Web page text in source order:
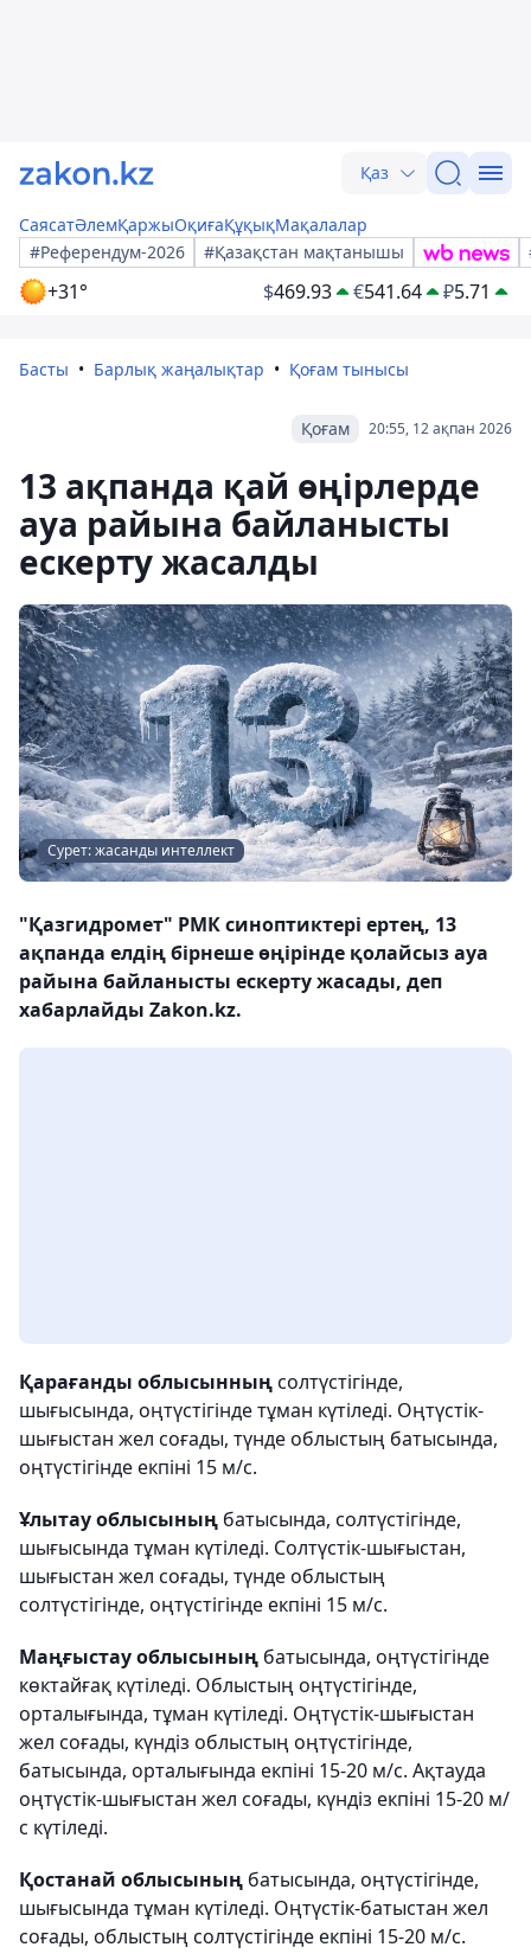
Қаз
СаясатӘлемҚаржыОқиғаҚұқықМақалалар
#Референдум-2026
#Қазақстан мақтанышы
+31° $469.93 €541.64 ₽5.71
Басты Барлық жаңалықтар Қоғам тынысы
20:55, 12 ақпан 2026
Қоғам
13 ақпанда қай өңірлерде
ауа райына байланысты
ескерту жасалды
Сурет: жасанды интеллект
"Қазгидромет" РМК синоптиктері ертең, 13
ақпанда елдің бірнеше өңірінде қолайсыз ауа
райына байланысты ескерту жасады, деп
хабарлайды Zakon.kz.
Қарағанды облысынныңсолтүстігінде,
шығысында, оңтүстігінде тұман күтіледі. Оңтүстік-
шығыстан жел соғады, түнде облыстың батысында,
оңтүстігінде екпіні 15 м/с.
Ұлытау облысының батысында, солтүстігінде,
шығысында тұман күтіледі. Солтүстік-шығыстан,
шығыстан жел соғады, түнде облыстың
солтүстігінде, оңтүстігінде екпіні 15 м/с.
Маңғыстау облысының батысында, оңтүстігінде
көктайғақ күтіледі. Облыстың оңтүстігінде,
орталығында, тұман күтіледі. Оңтүстік-шығыстан
жел соғады, күндіз облыстың оңтүстігінде,
батысында, орталығында екпіні 15-20 м/с. Ақтауда
оңтүстік-шығыстан жел соғады, күндіз екпіні 15-20 м/
с күтіледі.
Қостанай облысының батысында, оңтүстігінде,
шығысында тұман күтіледі. Оңтүстік-батыстан жел
соғады, облыстың солтүстігінде екпіні 15-20 м/с.